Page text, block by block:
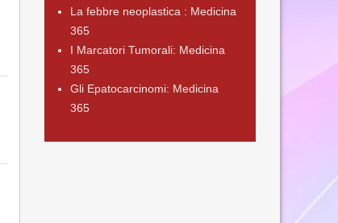
La febbre neoplastica : Medicina
365
I Marcatori Tumorali: Medicina
365
Gli Epatocarcinomi: Medicina
365